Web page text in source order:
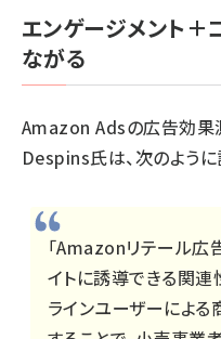
エンゲージメント＋
ながる
Amazon Adsの広告効
Despins氏は、次のように
「Amazonリテール広
イトに誘導できる関
ラインユーザーによ